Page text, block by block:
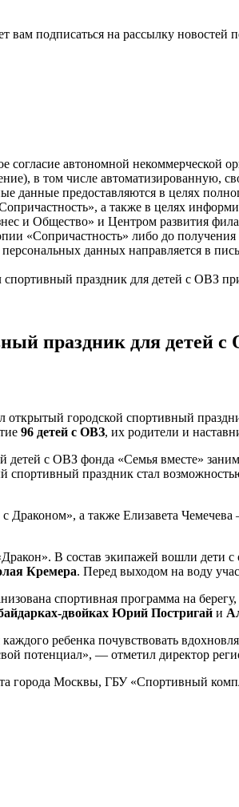
подписаться на рассылку новостей
автономной некоммерческой
в том числе
предоставляются в целях
а также в целях
и Общество» и Центром развития
«Сопричастность» либо до получения
персональных данных направляется в
праздник для детей с ОВЗ
праздник для детей
городской спортивный
96 детей с ОВЗ, их родители и
детей с ОВЗ фонда «Семья вместе»
спортивный праздник стал
Драконом», а также Елизавета
В состав экипажей вошли
Кремера. Перед выходом на воду
спортивная программа на
двойках Юрий Постригай и
ребенка почувствовать
потенциал», — отметил директор
города Москвы, ГБУ «Спортивный